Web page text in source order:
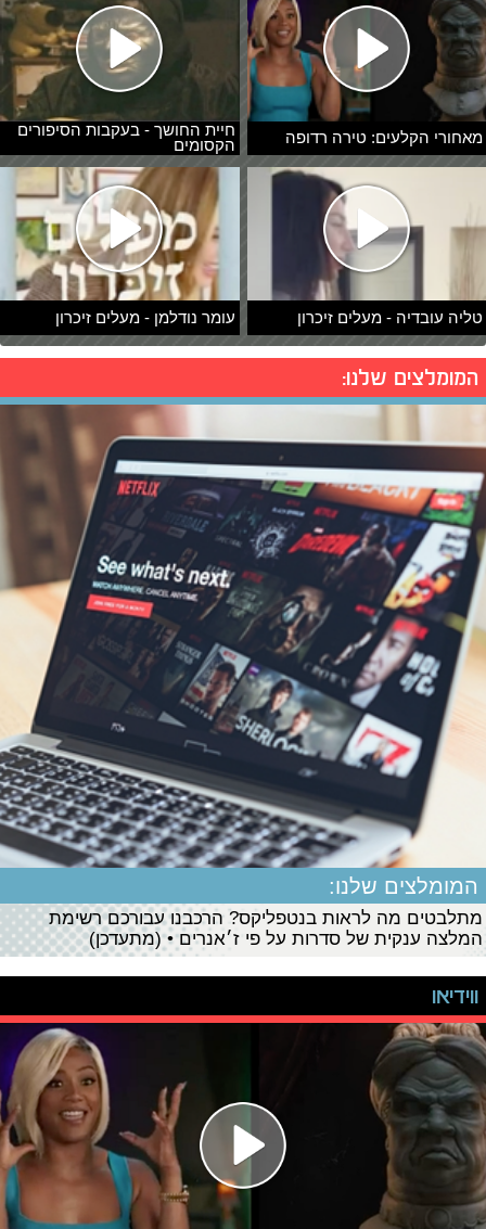
מאחורי הקלעים: טירה רדופה
חיית החושך - בעקבות הסיפורים
הקסומים
טליה עובדיה - מעלים זיכרון עומר נודלמן - מעלים זיכרון
המומלצים שלנו:
המומלצים שלנו:
מתלבטים מה לראות בנטפליקס? הרכבנו עבורכם רשימת
המלצה ענקית של סדרות על פי ז׳אנרים • (מתעדכן)
ווידיאו